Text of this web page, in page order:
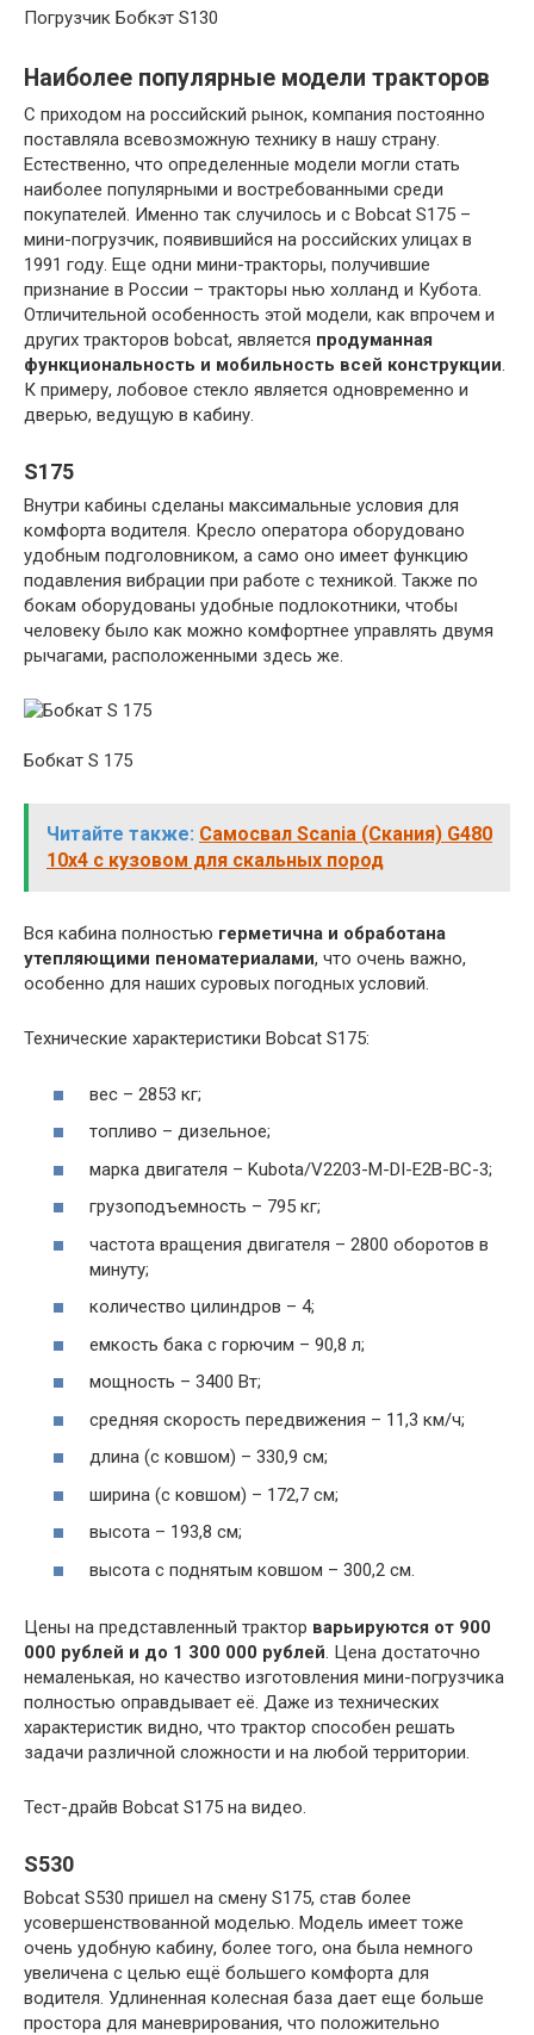
Погрузчик Бобкэт S130
Наиболее популярные модели тракторов
С приходом на российский рынок, компания постоянно
поставляла всевозможную технику в нашу страну.
Естественно, что определенные модели могли стать
наиболее популярными и востребованными среди
покупателей. Именно так случилось и с Bobcat S175 –
мини-погрузчик, появившийся на российских улицах в
1991 году. Еще одни мини-тракторы, получившие
признание в России – тракторы нью холланд и Кубота.
Отличительной особенность этой модели, как впрочем и
других тракторов bobcat, является продуманная
функциональность и мобильность всей конструкции.
К примеру, лобовое стекло является одновременно и
дверью, ведущую в кабину.
S175
Внутри кабины сделаны максимальные условия для
комфорта водителя. Кресло оператора оборудовано
удобным подголовником, а само оно имеет функцию
подавления вибрации при работе с техникой. Также по
бокам оборудованы удобные подлокотники, чтобы
человеку было как можно комфортнее управлять двумя
рычагами, расположенными здесь же.
Бобкат S 175
Читайте также: Самосвал Scania (Скания) G480
10x4 с кузовом для скальных пород
Вся кабина полностью герметична и обработана
утепляющими пеноматериалами, что очень важно,
особенно для наших суровых погодных условий.
Технические характеристики Bobcat S175:
вес – 2853 кг;
топливо – дизельное;
марка двигателя – Kubota/V2203-M-DI-E2B-BC-3;
грузоподъемность – 795 кг;
частота вращения двигателя – 2800 оборотов в
минуту;
количество цилиндров – 4;
емкость бака с горючим – 90,8 л;
мощность – 3400 Вт;
средняя скорость передвижения – 11,3 км/ч;
длина (с ковшом) – 330,9 см;
ширина (с ковшом) – 172,7 см;
высота – 193,8 см;
высота с поднятым ковшом – 300,2 см.
Цены на представленный трактор варьируются от 900
000 рублей и до 1 300 000 рублей . Цена достаточно
немаленькая, но качество изготовления мини-погрузчика
полностью оправдывает её. Даже из технических
характеристик видно, что трактор способен решать
задачи различной сложности и на любой территории.
Тест-драйв Bobcat S175 на видео.
S530
Bobcat S530 пришел на смену S175, став более
усовершенствованной моделью. Модель имеет тоже
очень удобную кабину, более того, она была немного
увеличена с целью ещё большего комфорта для
водителя. Удлиненная колесная база дает еще больше
простора для маневрирования, что положительно